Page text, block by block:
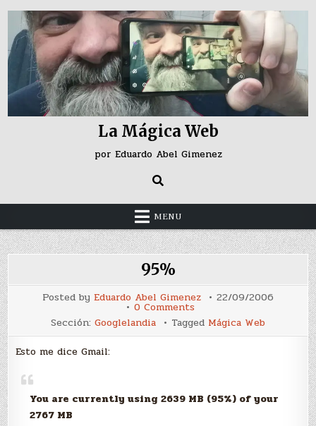
Skip
content
La Mágica Web
por Eduardo Abel Gimenez
MENU
95%
Posted by Eduardo Abel Gimenez 22/09/2006
0 Commentson
95%
Sección: Googlelandia Tagged Mágica Web
Esto me dice Gmail:
You are currently using 2639 MB (95%) of your
2767 MB